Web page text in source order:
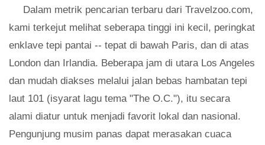
Dalam metrik pencarian terbaru dari Travelzoo.com,
kami terkejut melihat seberapa tinggi ini kecil, peringkat
enklave tepi pantai -- tepat di bawah Paris, dan di atas
London dan Irlandia. Beberapa jam di utara Los Angeles
dan mudah diakses melalui jalan bebas hambatan tepi
laut 101 (isyarat lagu tema "The O.C."), itu secara
alami diatur untuk menjadi favorit lokal dan nasional.
Pengunjung musim panas dapat merasakan cuaca